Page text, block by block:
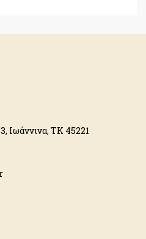
Ιωάννινα, ΤΚ 45221